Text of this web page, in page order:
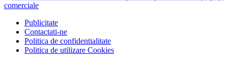
Publicitate
Contactati-ne
Politica de confidentialitate
Politica de utilizare Cookies